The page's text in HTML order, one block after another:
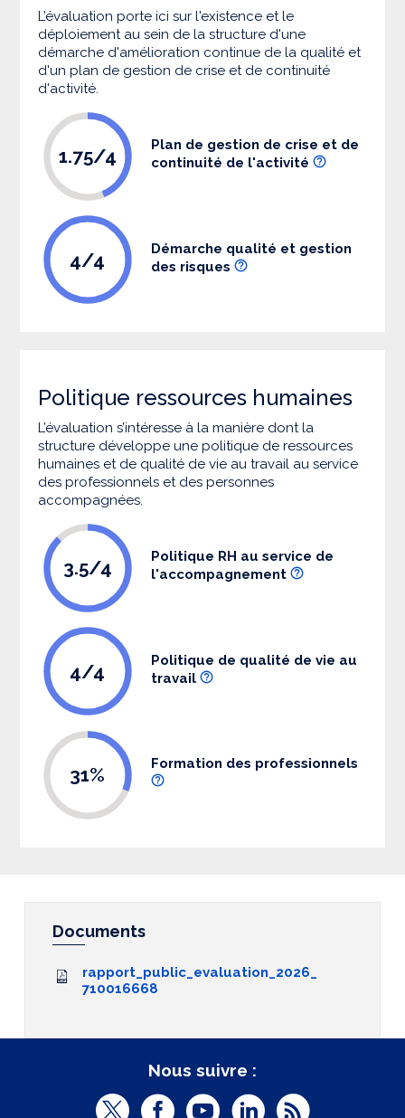
L’évaluation porte ici sur l'existence et le
déploiement au sein de la structure d'une
démarche d'amélioration continue de la qualité et
d'un plan de gestion de crise et de continuité
d'activité.
1.75/4
Plan de gestion de crise et de
continuité de l'activité
4/4
Démarche qualité et gestion
des risques
Politique ressources humaines
L’évaluation s’intéresse à la manière dont la
structure développe une politique de ressources
humaines et de qualité de vie au travail au service
des professionnels et des personnes
accompagnées.
3.5/4
Politique RH au service de
l'accompagnement
4/4
Politique de qualité de vie au
travail
31% Formation des professionnels
Documents
rapport_public_evaluation_2026_
710016668
Nous suivre :
T
F
Y
L
R